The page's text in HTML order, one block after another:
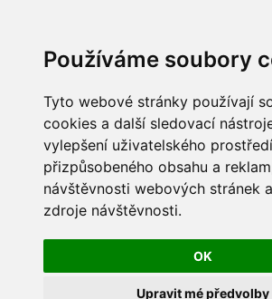
Používáme soubory
Tyto webové stránky používají
cookies a další sledovací
vylepšení uživatelského
přizpůsobeného obsahu a
návštěvnosti webových stránek
zdroje návštěvnosti.
OK
Upravit mé předvolby